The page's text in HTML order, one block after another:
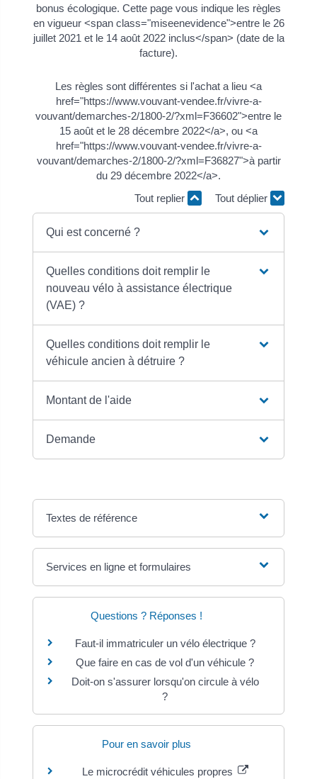
bonus écologique. Cette page vous indique les règles
en vigueur <span class="miseenevidence">entre le 26
juillet 2021 et le 14 août 2022 inclus</span> (date de la
facture).
Les règles sont différentes si l'achat a lieu <a
href="https://www.vouvant-vendee.fr/vivre-a-
vouvant/demarches-2/1800-2/?xml=F36602">entre le
15 août et le 28 décembre 2022</a>, ou <a
href="https://www.vouvant-vendee.fr/vivre-a-
vouvant/demarches-2/1800-2/?xml=F36827">à partir
du 29 décembre 2022</a>.
Tout replier
Tout déplier
Qui est concerné ?
Quelles conditions doit remplir le
nouveau vélo à assistance électrique
(VAE) ?
Quelles conditions doit remplir le
véhicule ancien à détruire ?
Montant de l'aide
Demande
Textes de référence
Services en ligne et formulaires
Questions ? Réponses !
Faut-il immatriculer un vélo électrique ?
Que faire en cas de vol d'un véhicule ?
Doit-on s'assurer lorsqu'on circule à vélo
?
Pour en savoir plus
Le microcrédit véhicules propres